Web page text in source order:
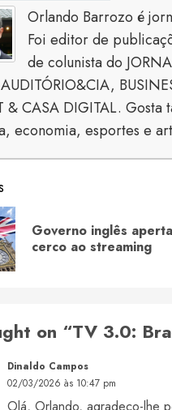
Orlando Barrozo é
Foi editor de
de colunista do
& CASA DIGITAL. Gosta
economia, esportes e
Governo inglês
cerco ao streaming
on “TV 3.0:
Dinaldo Campos
02/03/2026 às 10:47 pm